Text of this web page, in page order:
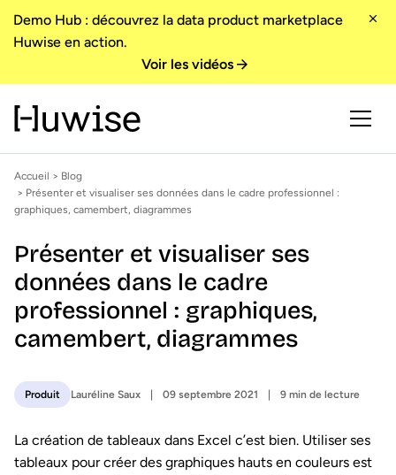
Demo Hub : découvrez la data product marketplace
Huwise en action.
Voir les vidéos
Accueil > Blog
> Présenter et visualiser ses données dans le cadre professionnel :
graphiques, camembert, diagrammes
Présenter et visualiser ses
données dans le cadre
professionnel : graphiques,
camembert, diagrammes
Produit Lauréline Saux 09 septembre 2021 9 min de lecture
La création de tableaux dans Excel c’est bien. Utiliser ses
tableaux pour créer des graphiques hauts en couleurs est